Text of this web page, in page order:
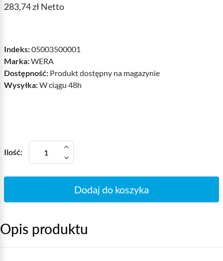
283,74 zł Netto
Indeks:05003500001
Marka:WERA
Dostępność: Produkt dostępny na magazynie
Wysyłka:W ciągu 48h
Ilość:
Dodaj do koszyka
Opis produktu